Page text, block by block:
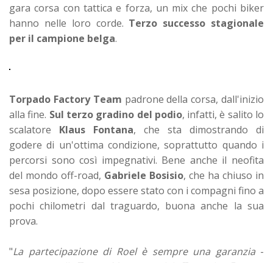
gara corsa con tattica e forza, un mix che pochi biker
hanno nelle loro corde. Terzo successo stagionale
per il campione belga.
Torpado Factory Team padrone della corsa, dall'inizio
alla fine. Sul terzo gradino del podio, infatti, è salito lo
scalatore Klaus Fontana, che sta dimostrando di
godere di un'ottima condizione, soprattutto quando i
percorsi sono così impegnativi. Bene anche il neofita
del mondo off-road, Gabriele Bosisio, che ha chiuso in
sesa posizione, dopo essere stato con i compagni fino a
pochi chilometri dal traguardo, buona anche la sua
prova.
"La partecipazione di Roel è sempre una garanzia-